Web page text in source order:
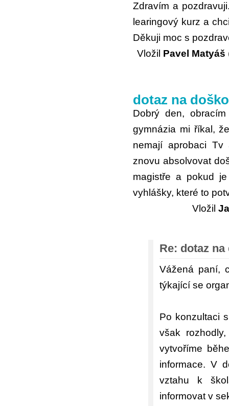
Zdravím a
learingový kurz a
Děkuji moc s
Vložil Pavel Matyáš
dotaz na
Dobrý den,
gymnázia mi říkal,
nemají aprobaci Tv
znovu absolvovat
magistře a pokud
vyhlášky, které to
Vložil
Re: dotaz
Vážená paní,
týkající se
Po konzultaci
však
vytvoříme
informace. V
vztahu k
informovat v